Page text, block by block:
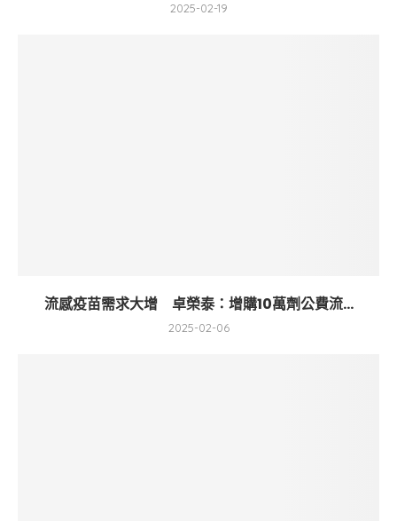
2025-02-19
流感疫苗需求大增 卓榮泰：增購10萬劑公費流...
2025-02-06